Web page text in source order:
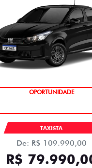
OPORTUNIDADE
TAXISTA
De: R$ 109.990,00
R$